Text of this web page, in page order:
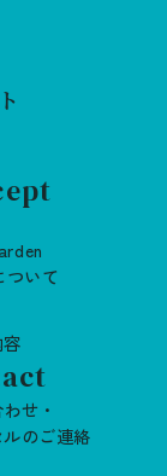
いて
せ・
のご連絡